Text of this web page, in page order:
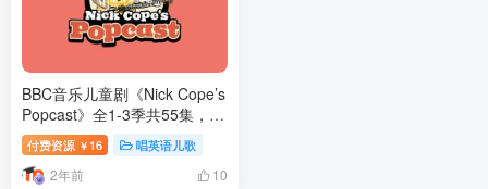
BBC音乐儿童剧《Nick Cope’s
Popcast》全1-3季共55集，
1080P高清视频带英文字幕，
附带音频MP3，百度网盘下
载！
付费资源 ￥ 16 唱英语儿歌
2年前 10